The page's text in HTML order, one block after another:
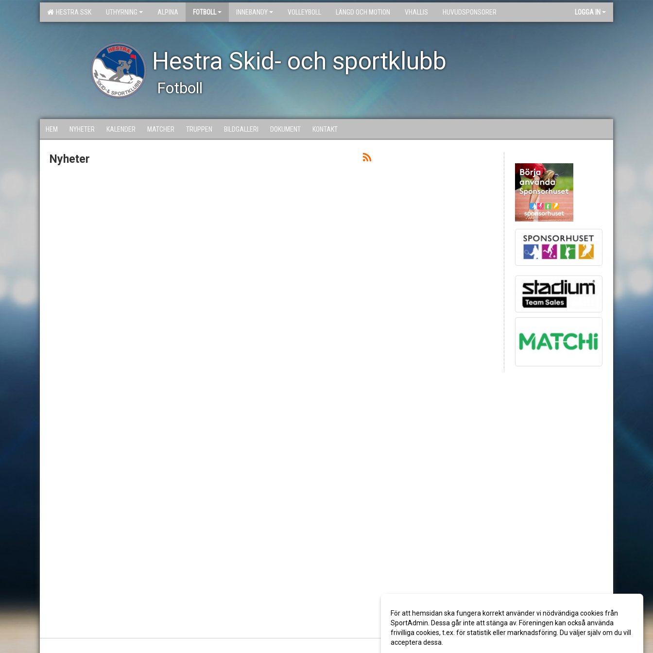
HESTRA SSK UTHYRNING ALPINA FOTBOLL INNEBANDY VOLLEYBOLL LÄNGD OCH MOTION VHALLIS HUVUDSPONSORER LOGGA IN
Hestra Skid- och sportklubb
Fotboll
HEM NYHETER KALENDER MATCHER TRUPPEN BILDGALLERI DOKUMENT KONTAKT
Nyheter
För att hemsidan ska fungera korrekt använder vi nödvändiga cookies från
SportAdmin. Dessa går inte att stänga av. Föreningen kan också använda
frivilliga cookies, t.ex. för statistik eller marknadsföring. Du väljer själv om du vill
acceptera dessa.